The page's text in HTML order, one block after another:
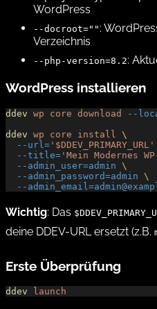
WordPress
--docroot="" :
Verzeichnis
--php-version=8.2:
WordPress installieren
ddev wp core download
--
ddev wp core install
\
  --url=
'$DDEV_PRIMARY_URL'
  --title=
'Mein Modernes
  --admin_user=admin
\
  --admin_password=admin
\
--
Wichtig: Das
deine DDEV-URL ersetzt (z.B.
Erste Überprüfung
ddev launch